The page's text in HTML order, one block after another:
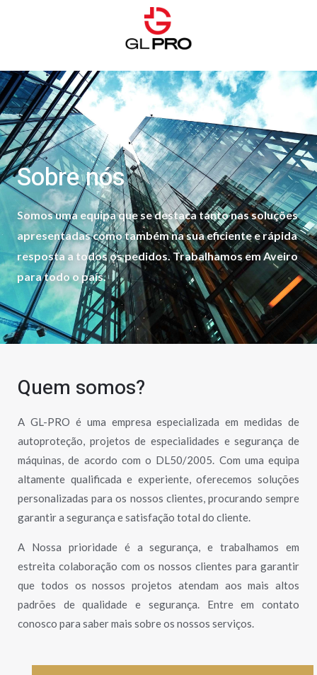
Sobre nós
Somos uma equipa que se destaca tanto nas soluções
apresentadas como também na sua eficiente e rápida
resposta a todos os pedidos. Trabalhamos em Aveiro
para todo o país.
Quem somos?
A GL-PRO é uma empresa especializada em medidas de
autoproteção, projetos de especialidades e segurança de
máquinas, de acordo com o DL50/2005. Com uma equipa
altamente qualificada e experiente, oferecemos soluções
personalizadas para os nossos clientes, procurando sempre
garantir a segurança e satisfação total do cliente.
A Nossa prioridade é a segurança, e trabalhamos em
estreita colaboração com os nossos clientes para garantir
que todos os nossos projetos atendam aos mais altos
padrões de qualidade e segurança. Entre em contato
conosco para saber mais sobre os nossos serviços.